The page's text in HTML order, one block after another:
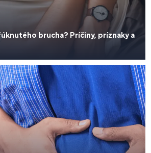
brucha? Príčiny, príznaky a